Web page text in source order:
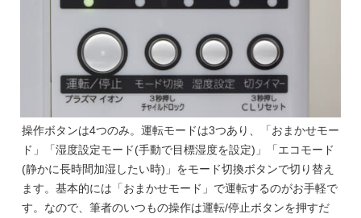
操作ボタンは4つのみ。運転モードは3つあり、「おまかせモー
ド」「湿度設定モード(手動で目標湿度を設定)」「エコモード
(静かに長時間加湿したい時)」をモード切換ボタンで切り替え
ます。基本的には「おまかせモード」で運転するのがお手軽で
す。なので、筆者のいつもの操作は運転/停止ボタンを押すだ